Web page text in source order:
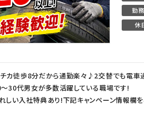
勤
休
カ徒歩8分だから通勤楽々♪2交替でも電車
30代男女が多数活躍している職場です!
しい入社特典あり!下記キャンペーン情報欄